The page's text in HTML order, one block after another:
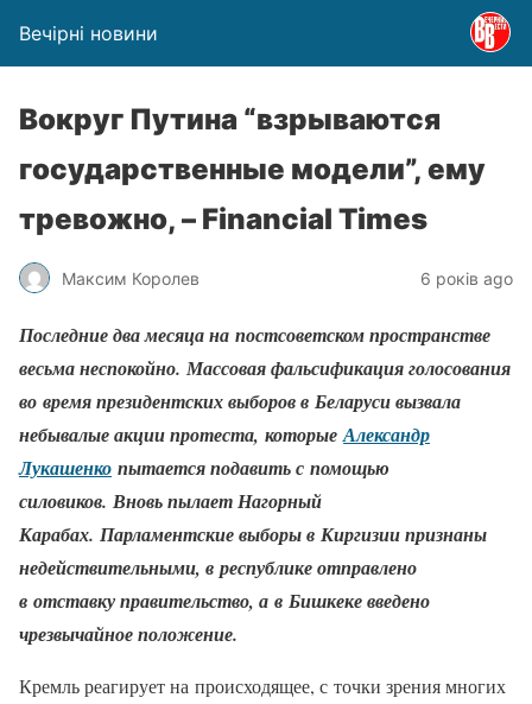
Вечірні новини
Вокруг Путина “взрываются
государственные модели”, ему
тревожно, – Financial Times
Максим Королев 6 років ago
Последние два месяца на постсоветском пространстве
весьма неспокойно. Массовая фальсификация голосования
во время президентских выборов в Беларуси вызвала
небывалые акции протеста, которыеАлександр
Лукашенко пытается подавить с помощью
силовиков. Вновь пылает Нагорный
Карабах. Парламентские выборы в Киргизии признаны
недействительными, в республике отправлено
в отставку правительство, а в Бишкеке введено
чрезвычайное положение.
Кремль реагирует на происходящее, с точки зрения многих